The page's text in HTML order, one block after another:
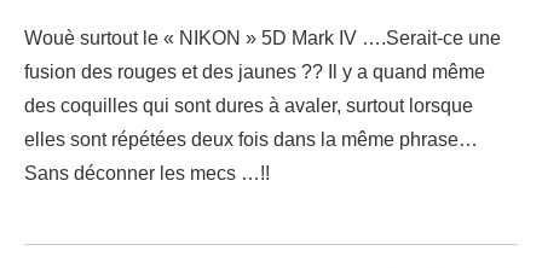
Wouè surtout le « NIKON » 5D Mark IV ….Serait-ce une
fusion des rouges et des jaunes ?? Il y a quand même
des coquilles qui sont dures à avaler, surtout lorsque
elles sont répétées deux fois dans la même phrase…
Sans déconner les mecs …!!